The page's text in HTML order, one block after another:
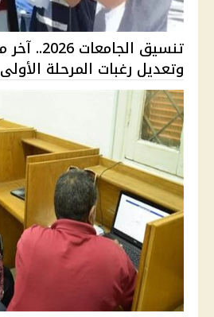
تنسيق
وتعديل رغبات المرحلة